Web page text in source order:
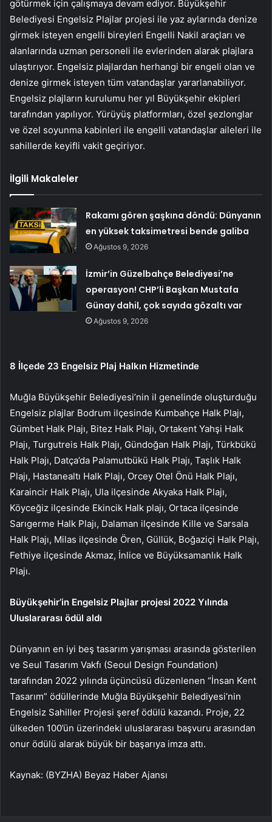
götürmek için çalışmaya devam ediyor. Büyükşehir
Belediyesi Engelsiz Plajlar projesi ile yaz aylarında denize
girmek isteyen engelli bireyleri Engelli Nakil araçları ve
alanlarında uzman personeli ile evlerinden alarak plajlara
ulaştırıyor. Engelsiz plajlardan herhangi bir engeli olan ve
denize girmek isteyen tüm vatandaşlar yararlanabiliyor.
Engelsiz plajların kurulumu her yıl Büyükşehir ekipleri
tarafından yapılıyor. Yürüyüş platformları, özel şezlonglar
ve özel soyunma kabinleri ile engelli vatandaşlar aileleri ile
sahillerde keyifli vakit geçiriyor.
İlgili Makaleler
Rakamı gören şaşkına döndü: Dünyanın
en yüksek taksimetresi bende galiba
Ağustos 9, 2026
İzmir’in Güzelbahçe Belediyesi’ne
operasyon! CHP’li Başkan Mustafa
Günay dahil, çok sayıda gözaltı var
Ağustos 9, 2026
8 İlçede 23 Engelsiz Plaj Halkın Hizmetinde
Muğla Büyükşehir Belediyesi’nin il genelinde oluşturduğu
Engelsiz plajlar Bodrum ilçesinde Kumbahçe Halk Plajı,
Gümbet Halk Plajı, Bitez Halk Plajı, Ortakent Yahşi Halk
Plajı, Turgutreis Halk Plajı, Gündoğan Halk Plajı, Türkbükü
Halk Plajı, Datça’da Palamutbükü Halk Plajı, Taşlık Halk
Plajı, Hastanealtı Halk Plajı, Orcey Otel Önü Halk Plajı,
Karaincir Halk Plajı, Ula ilçesinde Akyaka Halk Plajı,
Köyceğiz ilçesinde Ekincik Halk plajı, Ortaca ilçesinde
Sarıgerme Halk Plajı, Dalaman ilçesinde Kille ve Sarsala
Halk Plajı, Milas ilçesinde Ören, Güllük, Boğaziçi Halk Plajı,
Fethiye ilçesinde Akmaz, İnlice ve Büyüksamanlık Halk
Plajı.
Büyükşehir’in Engelsiz Plajlar projesi 2022 Yılında
Uluslararası ödül aldı
Dünyanın en iyi beş tasarım yarışması arasında gösterilen
ve Seul Tasarım Vakfı (Seoul Design Foundation)
tarafından 2022 yılında üçüncüsü düzenlenen “İnsan Kent
Tasarım” ödüllerinde Muğla Büyükşehir Belediyesi’nin
Engelsiz Sahiller Projesi şeref ödülü kazandı. Proje, 22
ülkeden 100’ün üzerindeki uluslararası başvuru arasından
onur ödülü alarak büyük bir başarıya imza attı.
Kaynak: (BYZHA) Beyaz Haber Ajansı